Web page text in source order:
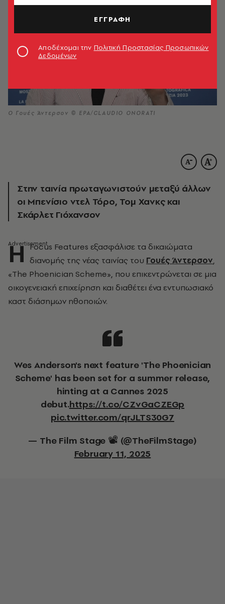
Ο Γουές Άντερσον © ΕΡΑ/CLAUDIO ONORATI
Στην ταινία πρωταγωνιστούν μεταξύ άλλων
οι Μπενίσιο ντελ Τόρο, Τομ Χανκς και
Σκάρλετ Γιόχανσον
Η Focus Features εξασφάλισε τα δικαιώματα
διανομής της νέας ταινίας του Γουές Άντερσον,
«The Phoenician Scheme», που επικεντρώνεται σε μια
οικογενειακή επιχείρηση και διαθέτει ένα εντυπωσιακό
καστ διάσημων ηθοποιών.
Wes Anderson's next feature 'The Phoenician
Scheme' has been set for a summer release,
hinting at a Cannes 2025
debut.https://t.co/CZvGaCZEGp
pic.twitter.com/qrJLTS30G7
— The Film Stage 📽 (@TheFilmStage)
February 11, 2025
ΕΓΓΡΑΦΗ
Αποδέχομαι την Πολιτική Προστασίας Προσωπικών
Δεδομένων